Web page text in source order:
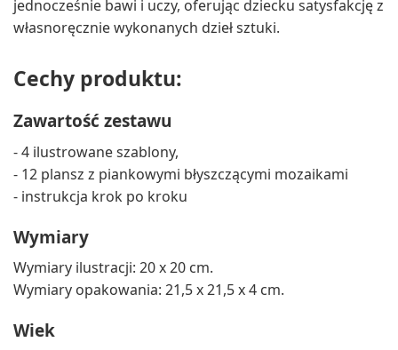
jednocześnie bawi i uczy, oferując dziecku satysfakcję z
własnoręcznie wykonanych dzieł sztuki.
Cechy produktu:
Zawartość zestawu
- 4 ilustrowane szablony,
- 12 plansz z piankowymi błyszczącymi mozaikami
- instrukcja krok po kroku
Wymiary
Wymiary ilustracji: 20 x 20 cm.
Wymiary opakowania: 21,5 x 21,5 x 4 cm.
Wiek